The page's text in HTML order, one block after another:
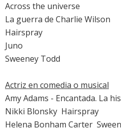
Across the universe
La guerra de Charlie Wilson
Hairspray
Juno
Sweeney Todd
Actriz en comedia o musical
Amy Adams - Encantada. La
Nikki Blonsky Hairspray
Helena Bonham Carter